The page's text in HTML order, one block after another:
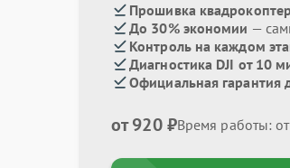
Прошивка
До 30% экономии —
Контроль на каждом
Диагностика DJI от 10
Официальная гарантия
от 920 ₽Время работы: